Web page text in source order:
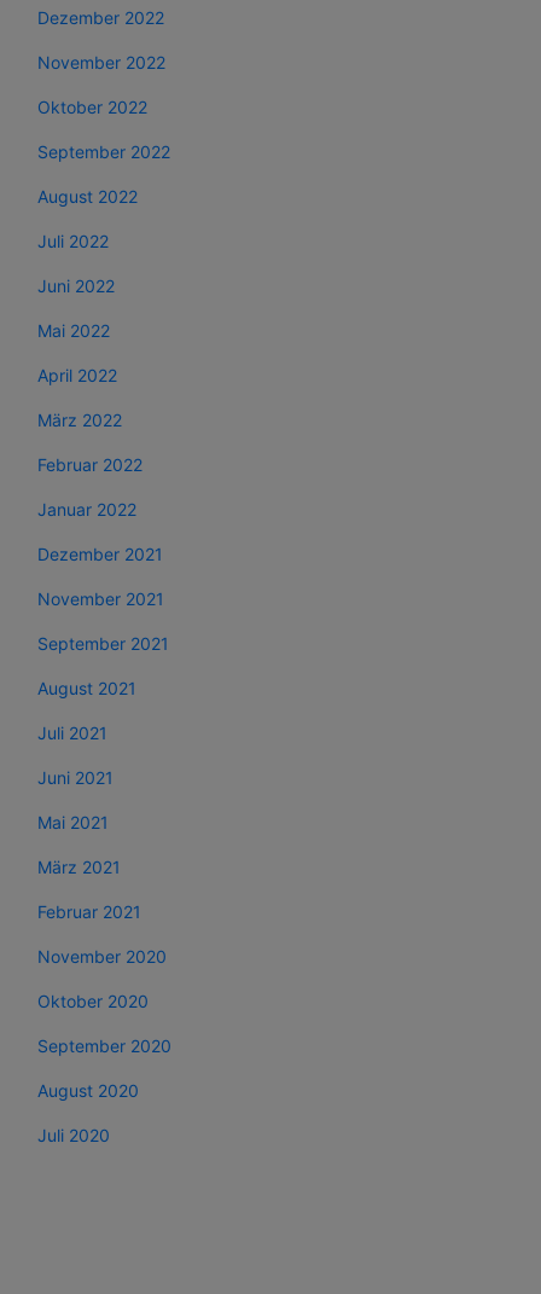
Dezember 2022
November 2022
Oktober 2022
September 2022
August 2022
Juli 2022
Juni 2022
Mai 2022
April 2022
März 2022
Februar 2022
Januar 2022
Dezember 2021
November 2021
September 2021
August 2021
Juli 2021
Juni 2021
Mai 2021
März 2021
Februar 2021
November 2020
Oktober 2020
September 2020
August 2020
Juli 2020